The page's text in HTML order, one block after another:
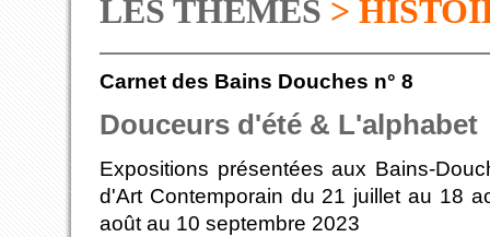
LES THÈMES >
Carnet des Bains Douches n° 8
Douceurs d'été & L'alphabet
Expositions présentées aux Bains-
d'Art Contemporain du 21 juillet au 18
août au 10 septembre 2023